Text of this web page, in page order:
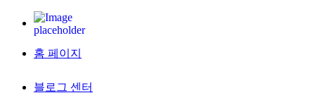
홈 페이지
블로그 센터